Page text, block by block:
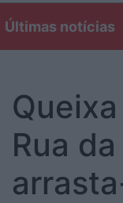
Últimas notícias
Rua